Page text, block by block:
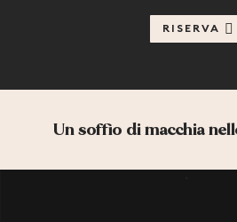
RISERVA
Un soffio di macchia